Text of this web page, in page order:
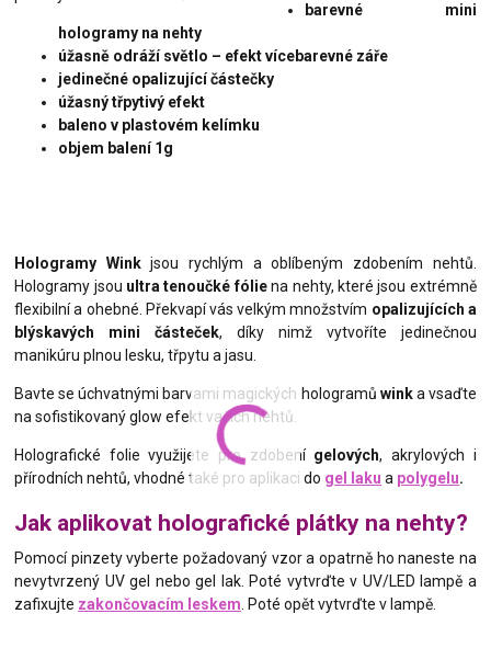
barevné mini
hologramy na nehty
úžasně odráží světlo – efekt vícebarevné záře
jedinečné opalizující částečky
úžasný třpytivý efekt
baleno v plastovém kelímku
objem balení 1g
Hologramy Winkjsou rychlým a oblíbeným zdobením nehtů.
Hologramy jsou ultra tenoučké fóliena nehty, které jsou extrémně
flexibilní a ohebné. Překvapí vás velkým množstvím opalizujících a
blýskavých mini částeček, díky nimž vytvoříte jedinečnou
manikúru plnou lesku, třpytu a jasu.
Bavte se úchvatnými barvami magických hologramů winka vsaďte
na sofistikovaný glow efekt vašich nehtů.
Holografické folie využijete pro zdobení gelových, akrylových i
přírodních nehtů, vhodné také pro aplikaci do gel laku a polygelu.
Jak aplikovat holografické plátky na nehty?
Pomocí pinzety vyberte požadovaný vzor a opatrně ho naneste na
nevytvrzený UV gel nebo gel lak. Poté vytvrďte v UV/LED lampě a
zafixujte zakončovacím leskem . Poté opět vytvrďte v lampě.